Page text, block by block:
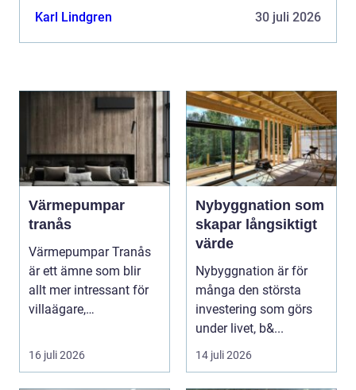
få ett mer hållbart värmesystem. Genom att ta vara
Karl Lindgren 30 juli 2026
Värmepumpar
tranås
Värmepumpar Tranås
är ett ämne som blir
allt mer intressant för
villaägare,
o...
16 juli 2026
Nybyggnation som
skapar långsiktigt
värde
Nybyggnation är för
många den största
investering som görs
under livet, b&...
14 juli 2026